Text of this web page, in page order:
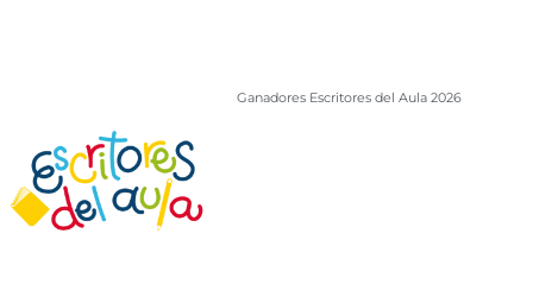
Ganadores Escritores del Aula 2026